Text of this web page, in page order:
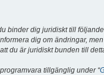
binder dig juridiskt till
dig om ändringar,
du är juridiskt bunden till
tillgänglig under “